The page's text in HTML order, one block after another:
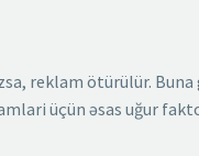
reklam ötürülür. Buna
üçün əsas uğur